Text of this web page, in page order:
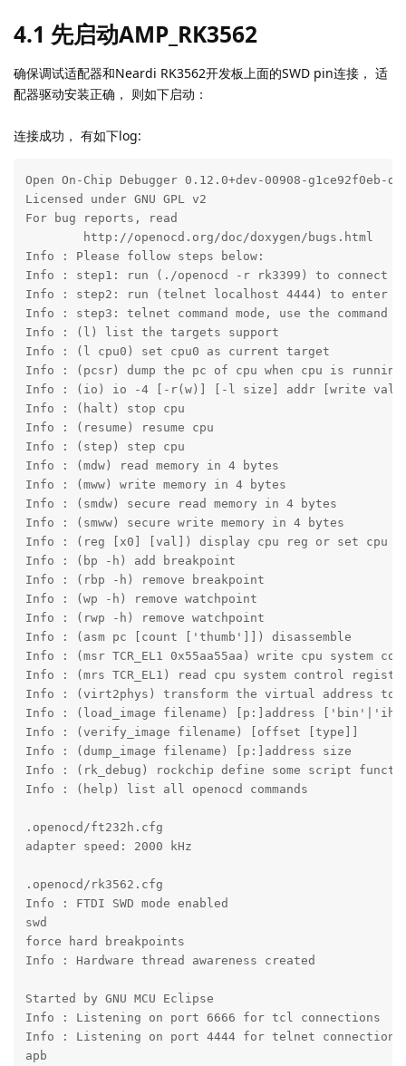
4.1 先启动AMP_RK3562
确保调试适配器和Neardi RK3562开发板上面的SWD pin连接， 适
配器驱动安装正确， 则如下启动：
连接成功， 有如下log:
Open On-Chip Debugger 0.12.0+dev-00908-
Licensed under GNU GPL v2
For bug reports, read
	http://openocd.org/doc/doxygen/bugs.html
Info : Please follow steps below:
Info : step1: run (./openocd -r rk3399) to connect
Info : step2: run (telnet localhost 4444) to enter
Info : step3: telnet command mode, use the command
Info : (l) list the targets support
Info : (l cpu0) set cpu0 as current target
Info : (pcsr) dump the pc of cpu when cpu is running
Info : (io) io -4 [-r(w)] [-l size] addr [write val]
Info : (halt) stop cpu
Info : (resume) resume cpu
Info : (step) step cpu
Info : (mdw) read memory in 4 bytes
Info : (mww) write memory in 4 bytes
Info : (smdw) secure read memory in 4 bytes
Info : (smww) secure write memory in 4 bytes
Info : (reg [x0] [val]) display cpu reg or set cpu
Info : (bp -h) add breakpoint
Info : (rbp -h) remove breakpoint
Info : (wp -h) remove watchpoint
Info : (rwp -h) remove watchpoint
Info : (msr TCR_EL1 0x55aa55aa) write cpu system
Info : (mrs TCR_EL1) read cpu system control
Info : (load_image filename) [p:]address
Info : (rk_debug) rockchip define some script
.openocd/ft232h.cfg
adapter speed: 2000 kHz